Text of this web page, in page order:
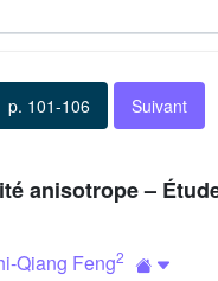
p. 101-106 Suivant
anisotrope –
Qiang Feng2